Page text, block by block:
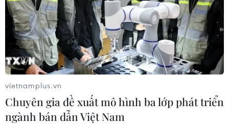
nghiệm hiện trường, điều tra làm rõ nguyên nhân vụ
cháy xưởng gỗ xảy ra trên địa bàn ấp 1, xã Minh Long,
huyện Chơn Thành, tỉnh Bình Phước.
vietnamplus.vn
Chuyên gia đề xuất mô hình ba lớp phát triển
ngành bán dẫn Việt Nam